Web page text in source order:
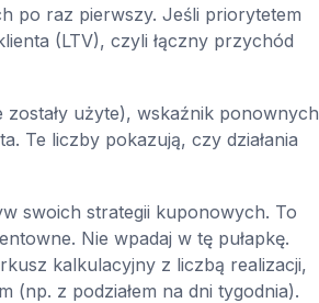
po raz pierwszy. Jeśli priorytetem
(LTV), czyli łączny przychód
użyte), wskaźnik ponownych
Te liczby pokazują, czy działania
swoich strategii kuponowych. To
Nie wpadaj w tę pułapkę.
kalkulacyjny z liczbą realizacji,
(np. z podziałem na dni tygodnia).